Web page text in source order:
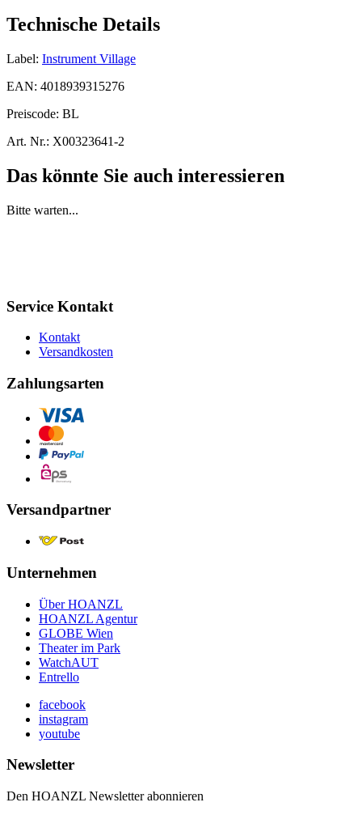
Technische Details
Label: Instrument Village
EAN: 4018939315276
Preiscode: BL
Art. Nr.: X00323641-2
Das könnte Sie auch interessieren
Bitte warten...
Service Kontakt
Kontakt
Versandkosten
Zahlungsarten
Versandpartner
Unternehmen
Über HOANZL
HOANZL Agentur
GLOBE Wien
Theater im Park
WatchAUT
Entrello
facebook
instagram
youtube
Newsletter
Den HOANZL Newsletter abonnieren